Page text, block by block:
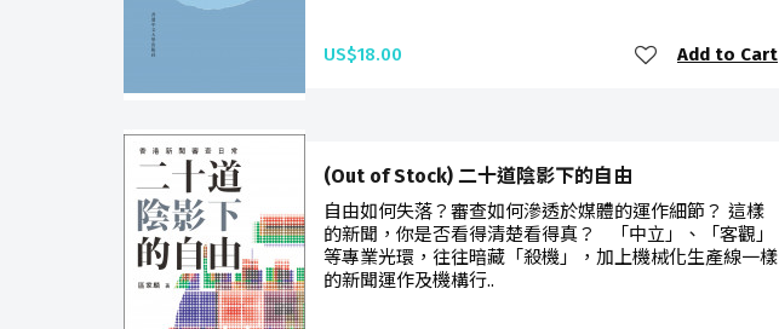
US$18.00 Add to Cart
(Out of Stock) 二十道陰影下的自由
自由如何失落？審查如何滲透於媒體的運作細節？ 這樣
的新聞，你是否看得清楚看得真？ 「中立」、「客觀」
等專業光環，往往暗藏「殺機」，加上機械化生產線一樣
的新聞運作及機構行..